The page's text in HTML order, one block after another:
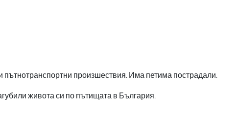
пътнотранспортни произшествия. Има петима пострадали.
живота си по пътищата в България.